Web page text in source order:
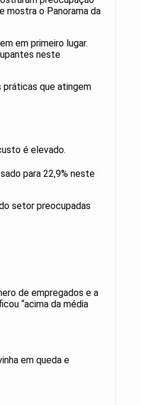
mostra o Panorama da
em primeiro lugar.
neste
práticas que atingem
é elevado.
para 22,9% neste
setor preocupadas
de empregados e a
“acima da média
em queda e